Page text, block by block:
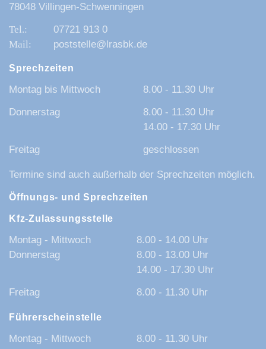
78048 Villingen-Schwenningen
07721 913 0
poststelle@lrasbk.de
Sprechzeiten
Montag bis Mittwoch
8.00 - 11.30 Uhr
Donnerstag
8.00 - 11.30 Uhr
14.00 - 17.30 Uhr
Freitag
geschlossen
Termine sind auch außerhalb der Sprechzeiten möglich.
Öffnungs- und Sprechzeiten
Kfz-Zulassungsstelle
Montag - Mittwoch
8.00 - 14.00 Uhr
Donnerstag
8.00 - 13.00 Uhr
14.00 - 17.30 Uhr
Freitag
8.00 - 11.30 Uhr
Führerscheinstelle
Montag - Mittwoch
8.00 - 11.30 Uhr